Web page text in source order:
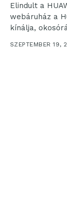
Elindult a
webáruház a
kínálja,
SZEPTEMBER 19,